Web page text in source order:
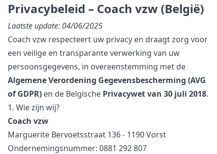
Privacybeleid – Coach vzw (België)
Laatste update: 04/06/2025
Coach vzw respecteert uw privacy en draagt zorg voor
een veilige en transparante verwerking van uw
persoonsgegevens, in overeenstemming met de
Algemene Verordening Gegevensbescherming (AVG
of GDPR) en de Belgische Privacywet van 30 juli 2018.
1. Wie zijn wij?
Coach vzw
Marguerite Bervoetsstraat 136 - 1190 Vorst
Ondernemingsnummer: 0881 292 807